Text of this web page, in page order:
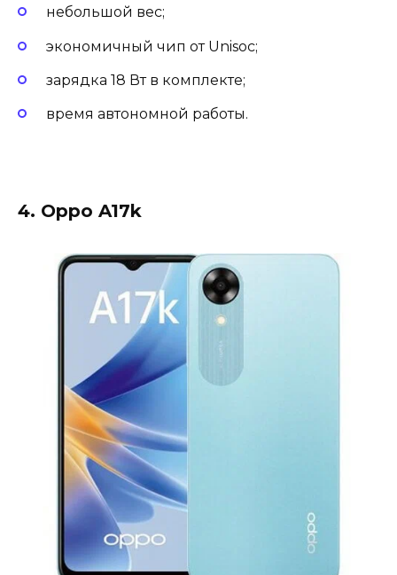
небольшой вес;
экономичный чип от Unisoc;
зарядка 18 Вт в комплекте;
время автономной работы.
4. Oppo A17k